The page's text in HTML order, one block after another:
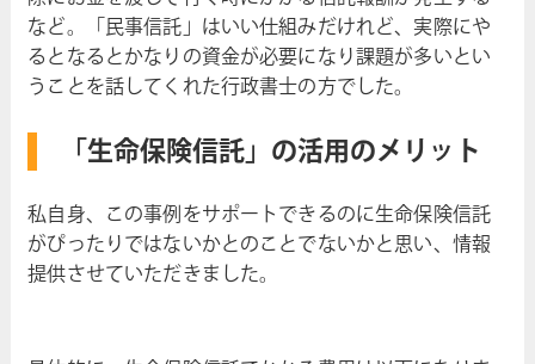
など。「民事信託」はいい仕組みだけれど、実際にや
るとなるとかなりの資金が必要になり課題が多いとい
うことを話してくれた行政書士の方でした。
「生命保険信託」の活用のメリット
私自身、この事例をサポートできるのに生命保険信託
がぴったりではないかとのことでないかと思い、情報
提供させていただきました。